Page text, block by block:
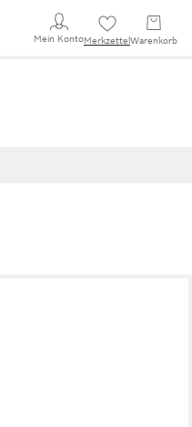
Mein KontoMerkzettel Warenkorb